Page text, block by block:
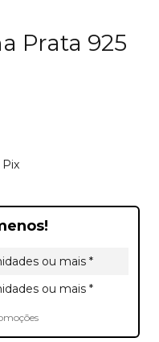
Prata 925
ou mais *
ou mais *